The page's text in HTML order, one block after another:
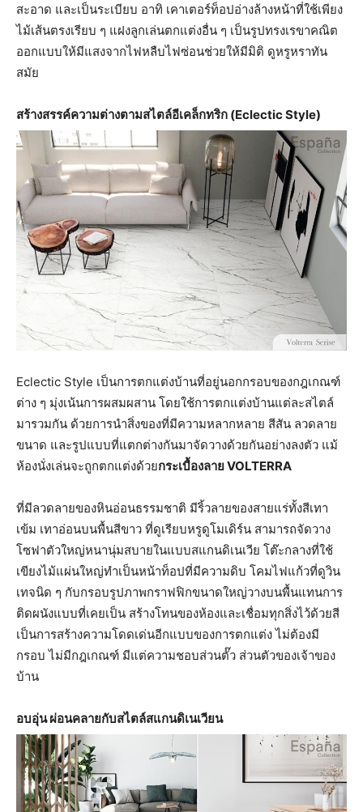
สะอาด และเป็นระเบียบ อาทิ เคาเตอร์ท็อปอ่างล้างหน้าที่ใช้เพียง
ไม้เส้นตรงเรียบ ๆ แฝงลูกเล่นตกแต่งอื่น ๆ เป็นรูปทรงเรขาคณิต
ออกแบบให้มีแสงจากไฟหลืบไฟซ่อนช่วยให้มีมิติ ดูหรูหราทัน
สมัย
สร้างสรรค์ความต่างตามสไตล์อีเคล็กทริก (Eclectic Style)
Eclectic Style เป็นการตกแต่งบ้านที่อยู่นอกกรอบของกฎเกณฑ์
ต่าง ๆ มุ่งเน้นการผสมผสาน โดยใช้การตกแต่งบ้านแต่ละสไตล์
มารวมกัน ด้วยการนำสิ่งของที่มีความหลากหลาย สีสัน ลวดลาย
ขนาด และรูปแบบที่แตกต่างกันมาจัดวางด้วยกันอย่างลงตัว แม้
ห้องนั่งเล่นจะถูกตกแต่งด้วยกระเบื้องลาย VOLTERRA
ที่มีลวดลายของหินอ่อนธรรมชาติ มีริ้วลายของสายแร่ทั้งสีเทา
เข้ม เทาอ่อนบนพื้นสีขาว ที่ดูเรียบหรูดูโมเดิร์น สามารถจัดวาง
โซฟาตัวใหญ่หนานุ่มสบายในแบบสแกนดิเนเวีย โต๊ะกลางที่ใช้
เขียงไม้แผ่นใหญ่ทำเป็นหน้าท็อปที่มีความดิบ โคมไฟแก้วที่ดูวิน
เทจนิด ๆ กับกรอบรูปภาพกราฟฟิกขนาดใหญ่วางบนพื้นแทนการ
ติดผนังแบบที่เคยเป็น สร้างโทนของห้องและเชื่อมทุกสิ่งไว้ด้วยสี
เป็นการสร้างความโดดเด่นอีกแบบของการตกแต่ง ไม่ต้องมี
กรอบ ไม่มีกฎเกณฑ์ มีแต่ความชอบส่วนตั๊ว ส่วนตัวของเจ้าของ
บ้าน
อบอุ่น ผ่อนคลายกับสไตล์สแกนดิเนเวียน